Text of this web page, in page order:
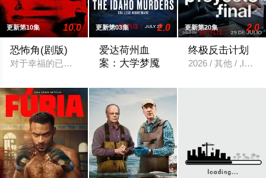
更新第10集 10.0
恐怖角(剧版)
对于幸福的已婚律师安娜（艾米·亚当斯 饰）和汤姆·鲍登（帕
更新第03集 2.0
爱达荷州血
案：大学梦魇
更新第20集 2.0
终极反击计划
2026 / 其他 /